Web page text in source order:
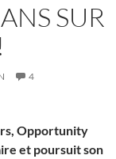
SUR
4
Opportunity
et poursuit son